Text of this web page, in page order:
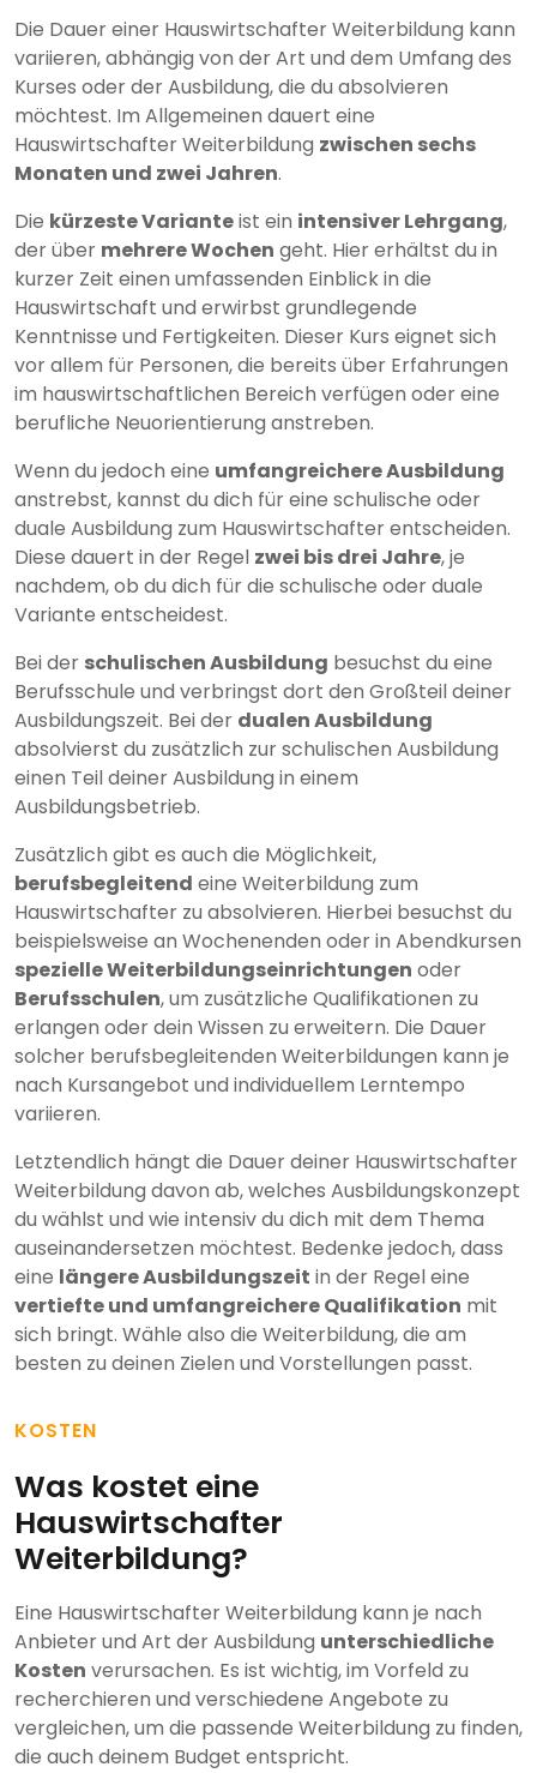
Die Dauer einer Hauswirtschafter Weiterbildung kann
variieren, abhängig von der Art und dem Umfang des
Kurses oder der Ausbildung, die du absolvieren
möchtest. Im Allgemeinen dauert eine
Hauswirtschafter Weiterbildung zwischen sechs
Monaten und zwei Jahren.
Die kürzeste Varianteist ein intensiver Lehrgang,
der über mehrere Wochen geht. Hier erhältst du in
kurzer Zeit einen umfassenden Einblick in die
Hauswirtschaft und erwirbst grundlegende
Kenntnisse und Fertigkeiten. Dieser Kurs eignet sich
vor allem für Personen, die bereits über Erfahrungen
im hauswirtschaftlichen Bereich verfügen oder eine
berufliche Neuorientierung anstreben.
Wenn du jedoch eine umfangreichere Ausbildung
anstrebst, kannst du dich für eine schulische oder
duale Ausbildung zum Hauswirtschafter entscheiden.
Diese dauert in der Regel zwei bis drei Jahre, je
nachdem, ob du dich für die schulische oder duale
Variante entscheidest.
Bei der schulischen Ausbildung besuchst du eine
Berufsschule und verbringst dort den Großteil deiner
Ausbildungszeit. Bei der dualen Ausbildung
absolvierst du zusätzlich zur schulischen Ausbildung
einen Teil deiner Ausbildung in einem
Ausbildungsbetrieb.
Zusätzlich gibt es auch die Möglichkeit,
berufsbegleitend eine Weiterbildung zum
Hauswirtschafter zu absolvieren. Hierbei besuchst du
beispielsweise an Wochenenden oder in Abendkursen
spezielle Weiterbildungseinrichtungen oder
Berufsschulen, um zusätzliche Qualifikationen zu
erlangen oder dein Wissen zu erweitern. Die Dauer
solcher berufsbegleitenden Weiterbildungen kann je
nach Kursangebot und individuellem Lerntempo
variieren.
Letztendlich hängt die Dauer deiner Hauswirtschafter
Weiterbildung davon ab, welches Ausbildungskonzept
du wählst und wie intensiv du dich mit dem Thema
auseinandersetzen möchtest. Bedenke jedoch, dass
eine längere Ausbildungszeit in der Regel eine
vertiefte und umfangreichere Qualifikation mit
sich bringt. Wähle also die Weiterbildung, die am
besten zu deinen Zielen und Vorstellungen passt.
KOSTEN
Was kostet eine
Hauswirtschafter
Weiterbildung?
Eine Hauswirtschafter Weiterbildung kann je nach
Anbieter und Art der Ausbildung unterschiedliche
Kosten verursachen. Es ist wichtig, im Vorfeld zu
recherchieren und verschiedene Angebote zu
vergleichen, um die passende Weiterbildung zu finden,
die auch deinem Budget entspricht.